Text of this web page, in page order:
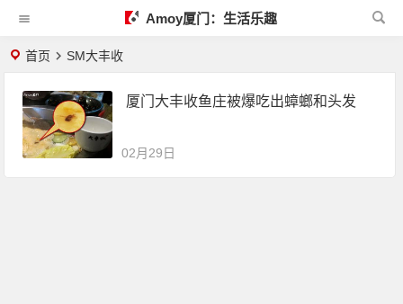
Amoy厦门：生活乐趣
首页 SM大丰收
厦门大丰收鱼庄被爆吃出蟑螂和头发
02月29日